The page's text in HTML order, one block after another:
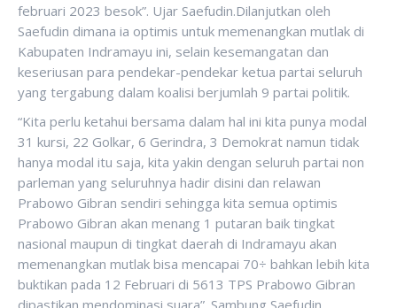
februari 2023 besok”. Ujar Saefudin.Dilanjutkan oleh
Saefudin dimana ia optimis untuk memenangkan mutlak di
Kabupaten Indramayu ini, selain kesemangatan dan
keseriusan para pendekar-pendekar ketua partai seluruh
yang tergabung dalam koalisi berjumlah 9 partai politik.
“Kita perlu ketahui bersama dalam hal ini kita punya modal
31 kursi, 22 Golkar, 6 Gerindra, 3 Demokrat namun tidak
hanya modal itu saja, kita yakin dengan seluruh partai non
parleman yang seluruhnya hadir disini dan relawan
Prabowo Gibran sendiri sehingga kita semua optimis
Prabowo Gibran akan menang 1 putaran baik tingkat
nasional maupun di tingkat daerah di Indramayu akan
memenangkan mutlak bisa mencapai 70÷ bahkan lebih kita
buktikan pada 12 Februari di 5613 TPS Prabowo Gibran
dipastikan mendominasi suara”. Sambung Saefudin.